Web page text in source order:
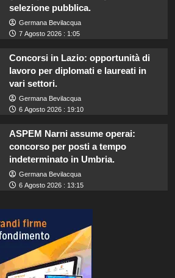
selezione pubblica.
Germana Bevilacqua
7 Agosto 2026 : 1:05
Concorsi in Lazio: opportunità di
lavoro per diplomati e laureati in
vari settori.
Germana Bevilacqua
6 Agosto 2026 : 19:10
ASPEM Narni assume operai:
concorso per posti a tempo
indeterminato in Umbria.
Germana Bevilacqua
6 Agosto 2026 : 13:15